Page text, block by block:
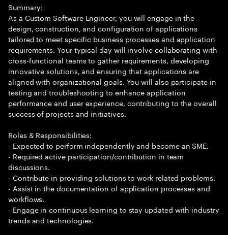
Summary:
As a Custom Software Engineer, you will engage in the
design, construction, and configuration of applications
tailored to meet specific business processes and application
requirements. Your typical day will involve collaborating with
cross-functional teams to gather requirements, developing
innovative solutions, and ensuring that applications are
aligned with organizational goals. You will also participate in
testing and troubleshooting to enhance application
performance and user experience, contributing to the overall
success of projects and initiatives.
Roles & Responsibilities:
- Expected to perform independently and become an SME.
- Required active participation/contribution in team
discussions.
- Contribute in providing solutions to work related problems.
- Assist in the documentation of application processes and
workflows.
- Engage in continuous learning to stay updated with industry
trends and technologies.